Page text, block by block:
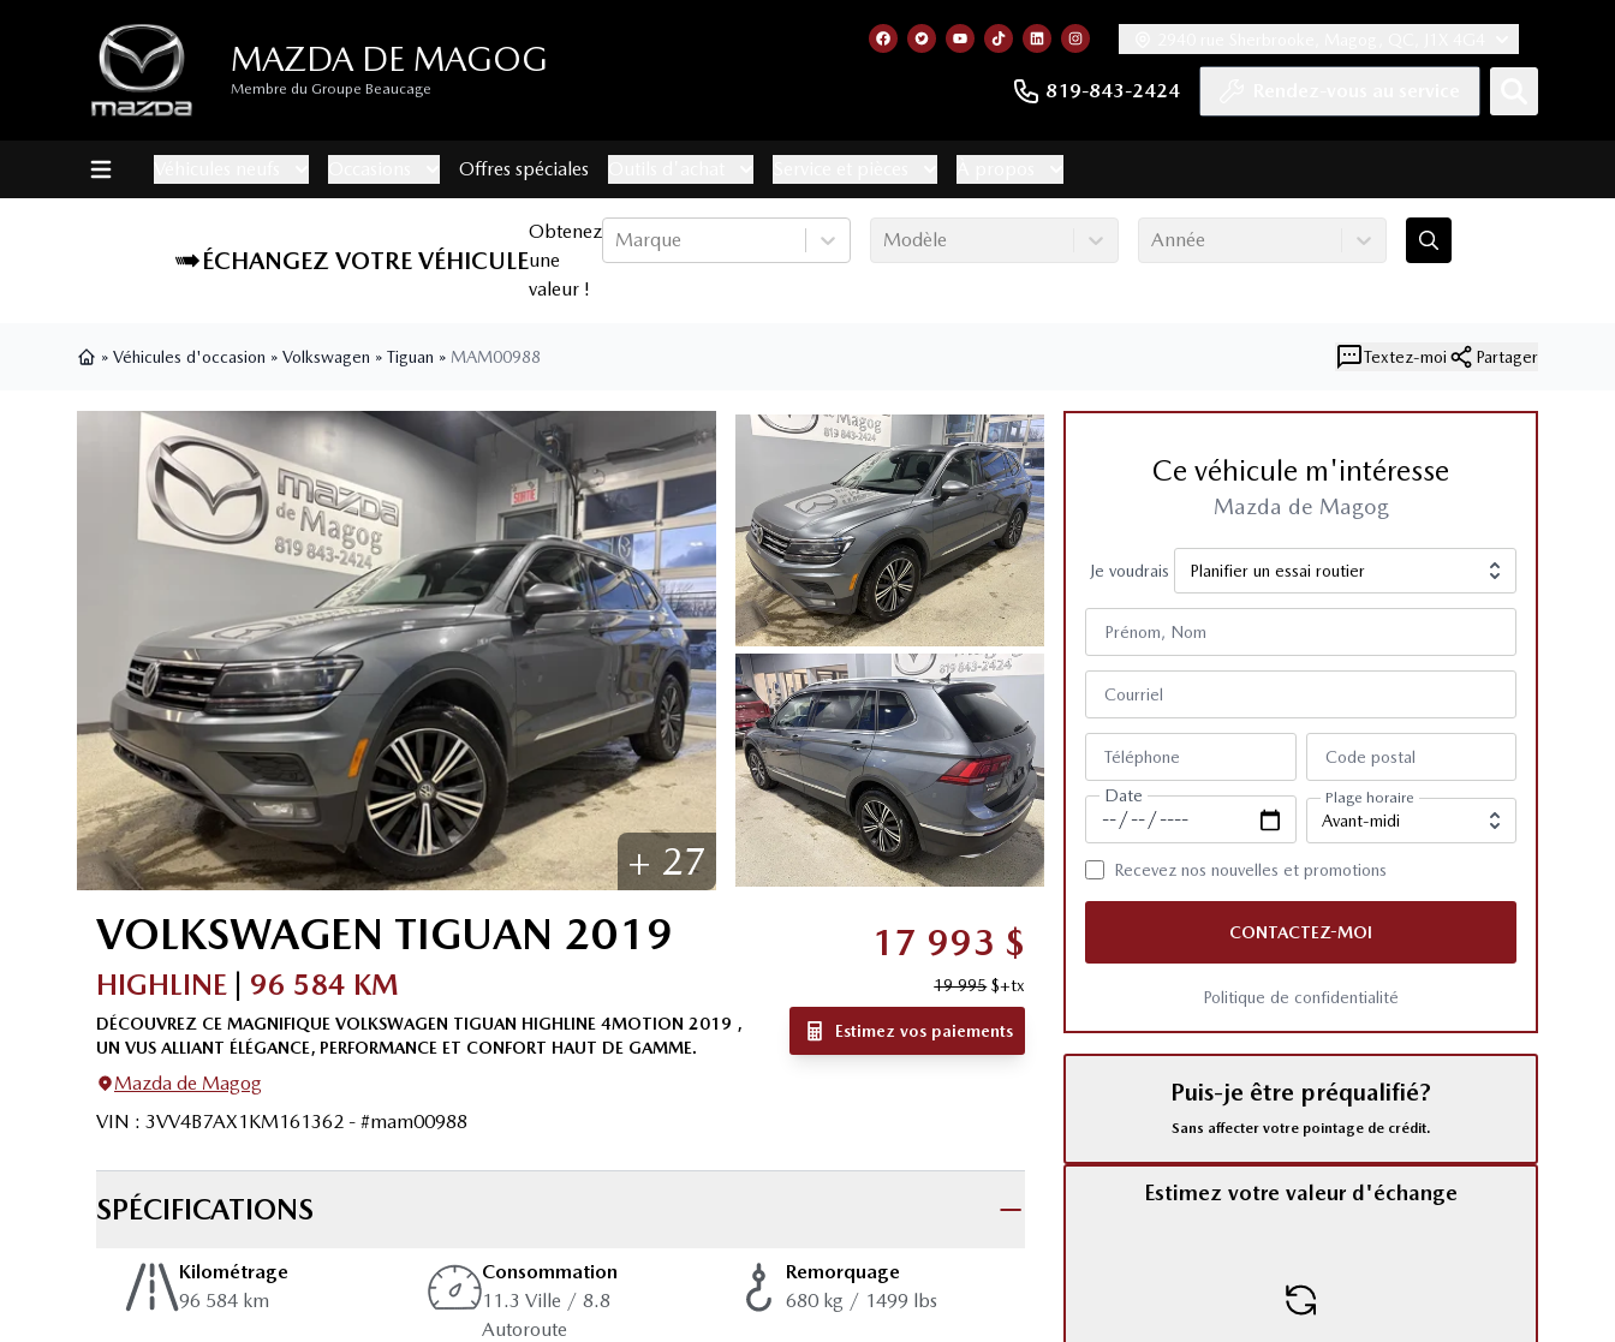
MAZDA DE MAGOG
Membre du Groupe Beaucage 819-843-2424
Lien vers notre page facebook
Lien vers notre compte Twitter
Lien vers notre chaîne YouTube
Lien vers notre compte Tiktok
Lien vers notre compte LinkedIn
Lien vers notre compte Instagram
Offres spéciales
ÉCHANGEZ VOTRE VÉHICULE
Obtenez
une
valeur !
Marque Modèle Année
» Véhicules d'occasion » Volkswagen » Tiguan » MAM00988 Textez-moi Partager
+ 27
VOLKSWAGEN TIGUAN 2019
HIGHLINE 96 584 KM
DÉCOUVREZ CE MAGNIFIQUE VOLKSWAGEN TIGUAN HIGHLINE 4MOTION 2019 ,
UN VUS ALLIANT ÉLÉGANCE, PERFORMANCE ET CONFORT HAUT DE GAMME.
Mazda de Magog
VIN : 3VV4B7AX1KM161362 - #mam00988
17 993 $
19 995$+tx
Estimez vos paiements
SPÉCIFICATIONS
Kilométrage
96 584 km
Consommation
11.3 Ville / 8.8
Autoroute
Remorquage
680 kg / 1499 lbs
Ce véhicule m'intéresse
Mazda de Magog
Je voudrais
Prénom, Nom
Courriel
Téléphone
Code postal
Date
Plage horaire
Recevez nos nouvelles et promotions
CONTACTEZ-MOI
Politique de confidentialité
Puis-je être préqualifié?
Sans affecter votre pointage de crédit.
Estimez votre valeur d'échange